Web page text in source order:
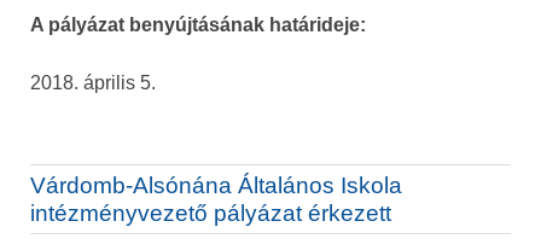
A pályázat benyújtásának határideje:
2018. április 5.
Várdomb-Alsónána Általános Iskola
intézményvezető pályázat érkezett